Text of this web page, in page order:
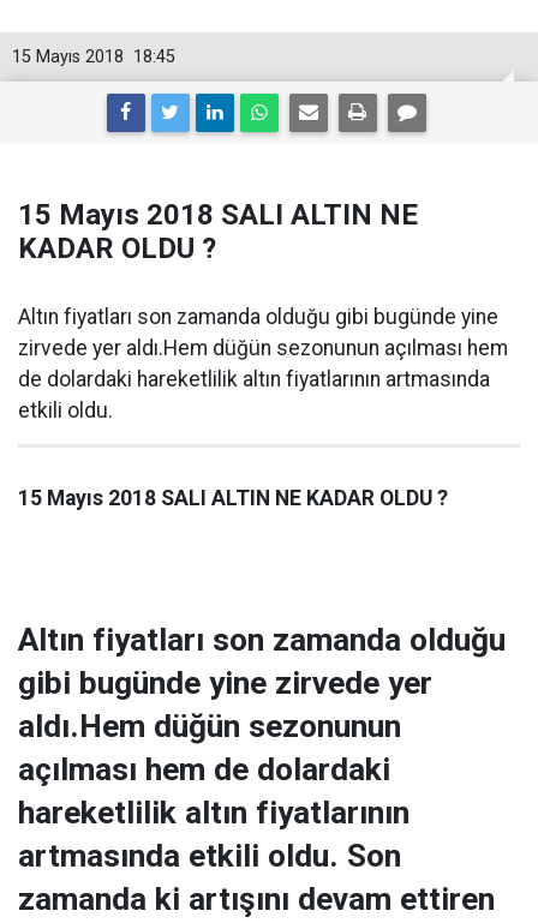
18:45
15 Mayıs 2018
15 Mayıs 2018 SALI ALTIN NE
KADAR OLDU ?
Altın fiyatları son zamanda olduğu gibi bugünde yine
zirvede yer aldı.Hem düğün sezonunun açılması hem
de dolardaki hareketlilik altın fiyatlarının artmasında
etkili oldu.
15 Mayıs 2018 SALI ALTIN NE KADAR OLDU ?
Altın fiyatları son zamanda olduğu
gibi bugünde yine zirvede yer
aldı.Hem düğün sezonunun
açılması hem de dolardaki
hareketlilik altın fiyatlarının
artmasında etkili oldu. Son
zamanda ki artışını devam ettiren